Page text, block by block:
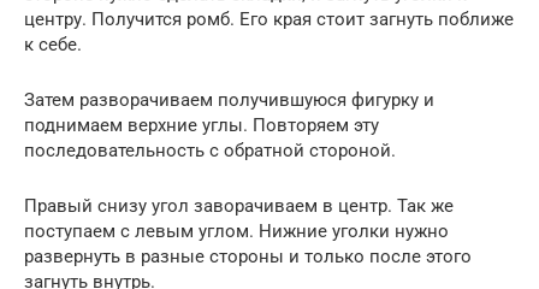
центру. Получится ромб. Его края стоит загнуть поближе
к себе.
Затем разворачиваем получившуюся фигурку и
поднимаем верхние углы. Повторяем эту
последовательность с обратной стороной.
Правый снизу угол заворачиваем в центр. Так же
поступаем с левым углом. Нижние уголки нужно
развернуть в разные стороны и только после этого
загнуть внутрь.